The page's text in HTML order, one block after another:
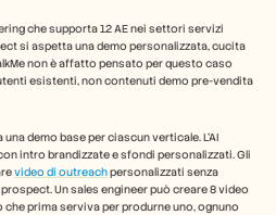
che supporta 12 AE nei settori servizi
si aspetta una demo personalizzata, cucita
non è affatto pensato per questo caso
esistenti, non contenuti demo pre-vendita
demo base per ciascun verticale. L'AI
intro brandizzate e sfondi personalizzati. Gli
video di outreach personalizzati senza
Un sales engineer può creare 8 video
prima serviva per produrne uno, ognuno